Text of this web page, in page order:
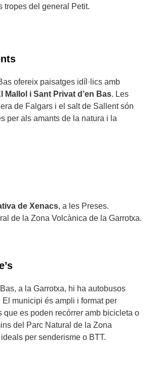
tropes del general Petit.
ofereix paisatges idíl·lics amb
Mallol i Sant Privat d’en Bas. Les
de Falgars i el salt de Sallent són
per als amants de la natura i la
de Xenacs, a les Preses.
de la Zona Volcànica de la Garrotxa.
a la Garrotxa, hi ha autobusos
El municipi és ampli i format per
que es poden recórrer amb bicicleta o
del Parc Natural de la Zona
per senderisme o BTT.